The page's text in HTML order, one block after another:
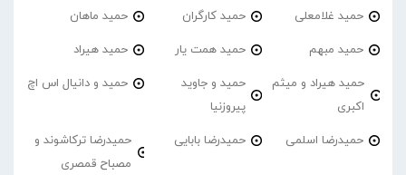
حمید غلامعلی حمید کارگران حمید ماهان
حمید مبهم حمید همت یار حمید هیراد
حمید هیراد و میثم
اکبری
حمید و جاوید
پیروزنیا
حمید و دانیال اس اچ
حمیدرضا اسلمی حمیدرضا بابایی
حمیدرضا ترکاشوند و
مصباح قمصری